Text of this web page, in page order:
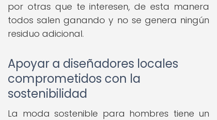
por otras que te interesen, de esta manera
todos salen ganando y no se genera ningún
residuo adicional.
Apoyar a diseñadores locales
comprometidos con la
sostenibilidad
La moda sostenible para hombres tiene un